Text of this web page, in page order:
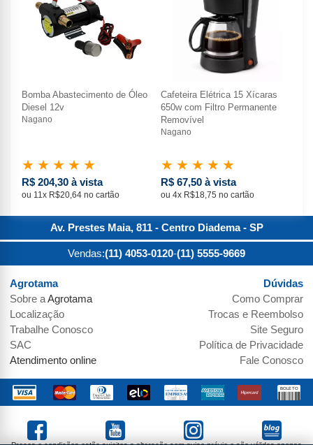
Bomba Abastecimento de Óleo
Diesel 12v
Nagano
★ ★ ★ ★ ★
R$ 204,30 à vista
ou 11x R$20,64 no cartão
Cafeteira Elétrica 15 Xícaras
650w com Filtro Permanente
Removível
Nagano
★ ★ ★ ★ ★
R$ 67,50 à vista
ou 4x R$18,75 no cartão
Av. Prestes Maia, 811 - Centro Diadema- SP
Vendas:(11) 4053-0120-(11) 5555-9669
Agrotama
Sobre aAgrotama
Localização
Trabalhe Conosco
SAC
Atendimento online
Dúvidas
Como Comprar
Trocas e Reembolso
Site Seguro
Política de Privacidade
Fale Conosco